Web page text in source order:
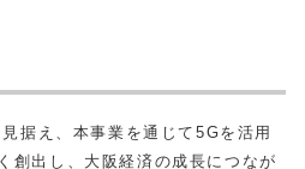
据え、本事業を通じて5Gを活用
創出し、大阪経済の成長につなが